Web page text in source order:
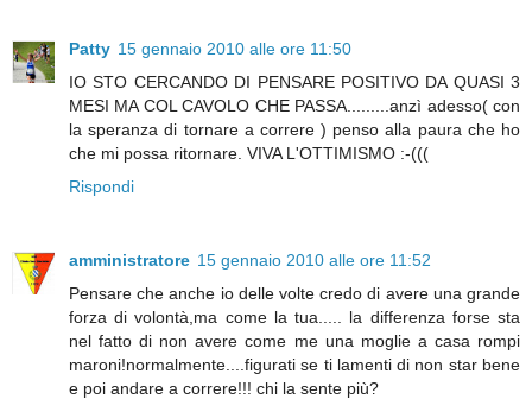
Patty 15 gennaio 2010 alle ore 11:50
IO STO CERCANDO DI PENSARE POSITIVO DA QUASI 3
MESI MA COL CAVOLO CHE PASSA.........anzì adesso( con
la speranza di tornare a correre ) penso alla paura che ho
che mi possa ritornare. VIVA L'OTTIMISMO :-(((
Rispondi
amministratore 15 gennaio 2010 alle ore 11:52
Pensare che anche io delle volte credo di avere una grande
forza di volontà,ma come la tua..... la differenza forse sta
nel fatto di non avere come me una moglie a casa rompi
maroni!normalmente....figurati se ti lamenti di non star bene
e poi andare a correre!!! chi la sente più?